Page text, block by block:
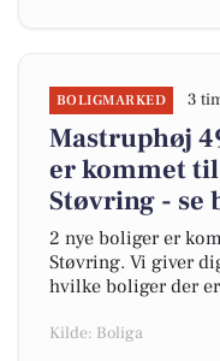
BOLIGMARKED 3
Mastruphøj
er kommet
Støvring - se
2 nye boliger er
Støvring. Vi giver
hvilke boliger der
Kilde: Boliga